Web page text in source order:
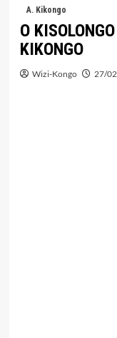
A. Kikongo
O
KIKONGO
Wizi-Kongo 27/